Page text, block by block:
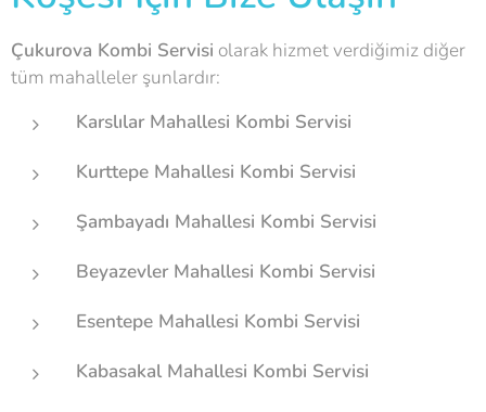
Çukurova Kombi Servisi olarak hizmet verdiğimiz diğer
tüm mahalleler şunlardır:
Karslılar Mahallesi Kombi Servisi
Kurttepe Mahallesi Kombi Servisi
Şambayadı Mahallesi Kombi Servisi
Beyazevler Mahallesi Kombi Servisi
Esentepe Mahallesi Kombi Servisi
Kabasakal Mahallesi Kombi Servisi